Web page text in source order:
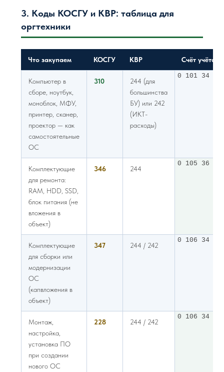
3. Коды КОСГУ и КВР: таблица для
оргтехники
Что закупаем КОСГУ КВР Счёт учёта
Компьютер в
сборе, ноутбук,
моноблок, МФУ,
принтер, сканер,
проектор — как
самостоятельные
ОС
310
244 (для
большинства
БУ) или 242
(ИКТ-
расходы)
0 101 34
Комплектующие
для ремонта:
RAM, HDD, SSD,
блок питания (не
вложения в
объект)
346 244
0 105 36
Комплектующие
для сборки или
модернизации
ОС
(капвложения в
объект)
347 244 / 242
0 106 34
Монтаж,
настройка,
установка ПО
при создании
нового ОС
228 244 / 242
0 106 34